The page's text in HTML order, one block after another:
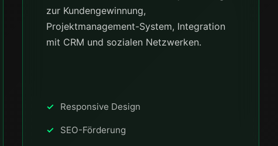
zur Kundengewinnung,
Projektmanagement-System, Integration
mit CRM und sozialen Netzwerken.
Responsive Design
SEO-Förderung